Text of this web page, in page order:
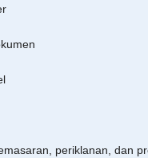
periklanan, dan